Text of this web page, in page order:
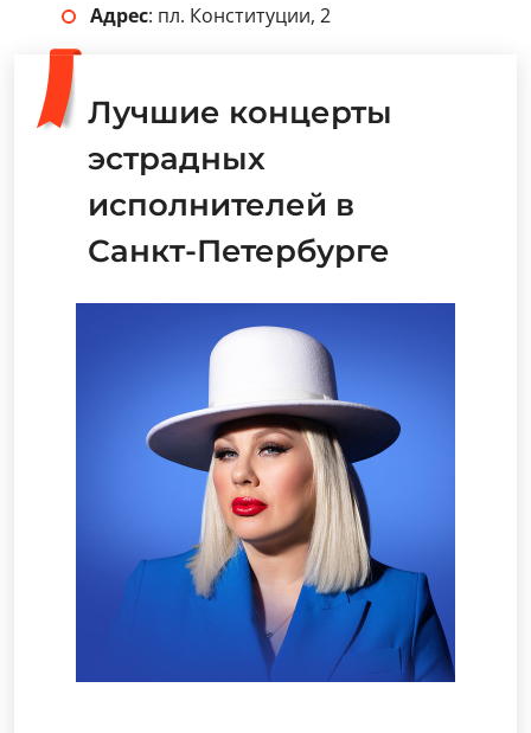
Адрес: пл. Конституции, 2
Лучшие концерты
эстрадных
исполнителей в
Санкт-Петербурге